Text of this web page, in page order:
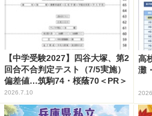
【中学受験2027】四谷大塚、第2
回合不合判定テスト（7/5実施）
偏差値…筑駒74・桜蔭70＜PR＞
2026.7.10
高
灘